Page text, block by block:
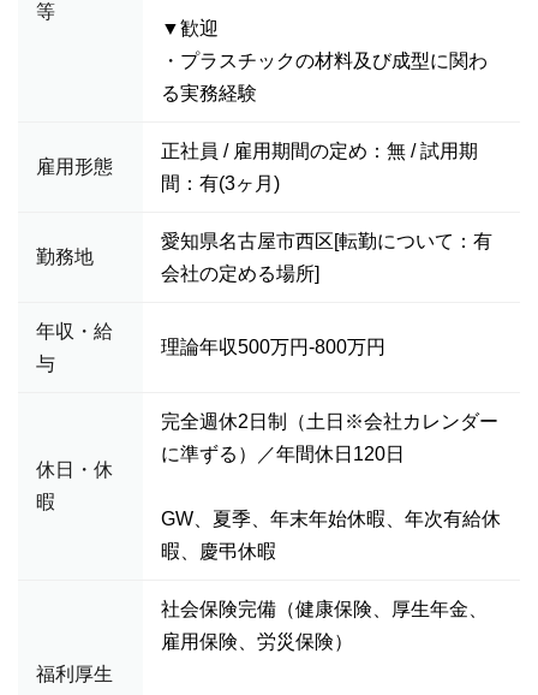
等
▼歓迎
・プラスチックの材料及び成型に関わ
る実務経験
雇用形態
正社員 / 雇用期間の定め：無 / 試用期
間：有(3ヶ月)
勤務地
愛知県名古屋市西区[転勤について：有
会社の定める場所]
年収・給
与
理論年収500万円-800万円
休日・休
暇
完全週休2日制（土日※会社カレンダー
に準ずる）／年間休日120日
GW、夏季、年末年始休暇、年次有給休
暇、慶弔休暇
福利厚生
社会保険完備（健康保険、厚生年金、
雇用保険、労災保険）